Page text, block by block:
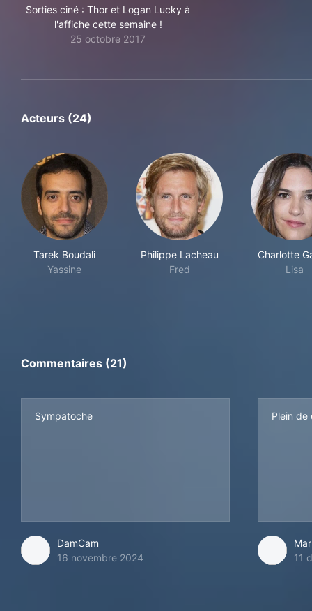
Sorties ciné : Thor et Logan Lucky à
l'affiche cette semaine !
25 octobre 2017
Acteurs (24)
Tarek Boudali
Yassine
Philippe Lacheau
Fred
Charlotte
Lisa
Commentaires (21)
Sympatoche
DamCam
16 novembre 2024
Plein de
11